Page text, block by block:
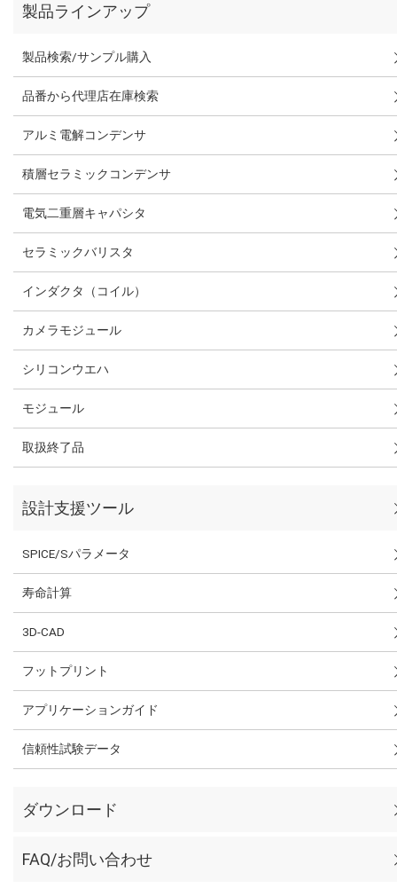
製品ラインアップ
製品検索/サンプル購入
品番から代理店在庫検索
アルミ電解コンデンサ
積層セラミックコンデンサ
電気二重層キャパシタ
セラミックバリスタ
インダクタ（コイル）
カメラモジュール
シリコンウエハ
モジュール
取扱終了品
設計支援ツール
SPICE/Sパラメータ
寿命計算
3D-CAD
フットプリント
アプリケーションガイド
信頼性試験データ
ダウンロード
FAQ/お問い合わせ